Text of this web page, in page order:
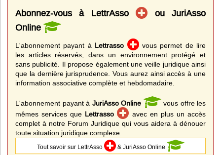
Abonnez-vous à LettrAsso
ou JuriAsso
Online
L'abonnement payant à Lettrasso
vous permet de lire
les articles réservés, dans un environnement protégé et
sans publicité. Il propose également une veille juridique ainsi
que la dernière jurisprudence. Vous aurez ainsi accès à une
information associative complète et hebdomadaire.
L'abonnement payant à JuriAsso Online
vous offre les
mêmes services que Lettrasso
avec en plus un accès
complet à notre Forum Juridique qui vous aidera à dénouer
toute situation juridique complexe.
Tout savoir sur LettrAsso & JuriAsso Online